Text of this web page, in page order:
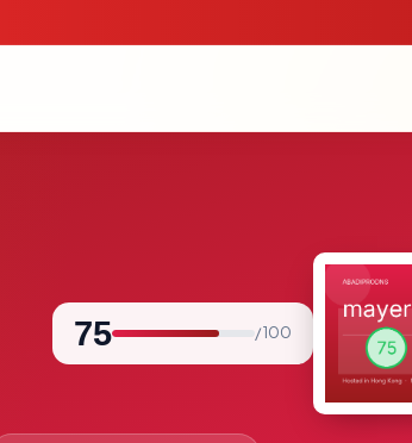
75 / 100